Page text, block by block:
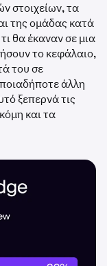
στοιχείων, τα
της ομάδας κατά
θα έκαναν σε μια
το κεφάλαιο,
του σε
άλλη
ξεπερνά τις
και τα